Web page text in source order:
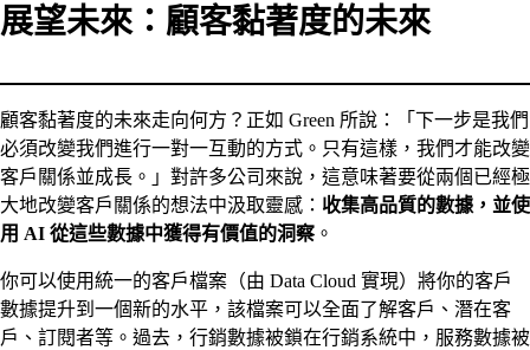
展望未來：顧客黏著度的未來
顧客黏著度的未來走向何方？正如 Green 所說：「下一步是我們
必須改變我們進行一對一互動的方式。只有這樣，我們才能改變
客戶關係並成長。」對許多公司來說，這意味著要從兩個已經極
大地改變客戶關係的想法中汲取靈感： 收集高品質的數據，並使
用 AI 從這些數據中獲得有價值的洞察 。
你可以使用統一的客戶檔案（由 Data Cloud 實現）將你的客戶
數據提升到一個新的水平，該檔案可以全面了解客戶、潛在客
戶、訂閱者等。過去，行銷數據被鎖在行銷系統中，服務數據被